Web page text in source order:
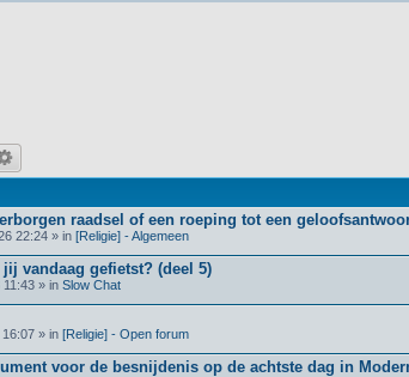
raadsel of een roeping tot een
22:24 » in [Religie] - Algemeen
vandaag gefietst? (deel 5)
» in Slow Chat
» in [Religie] - Open forum
voor de besnijdenis op de achtste dag in